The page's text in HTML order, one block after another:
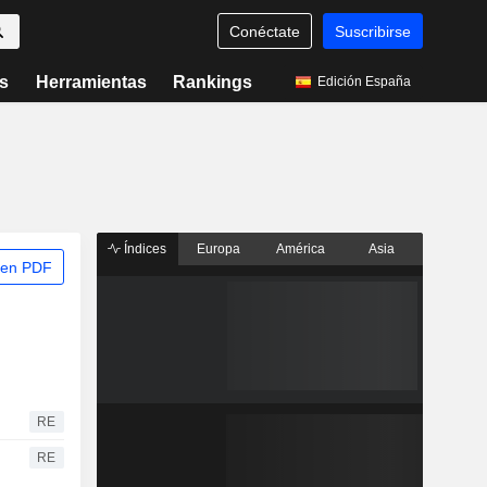
Conéctate Suscribirse
Herramientas Rankings Edición España
PDF
RE
RE
Índices Europa América Asia